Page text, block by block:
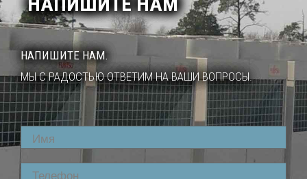
НАПИШИТЕ НАМ.
МЫ С РАДОСТЬЮ ОТВЕТИМ НА ВАШИ ВОПРОСЫ.
Name
Phone